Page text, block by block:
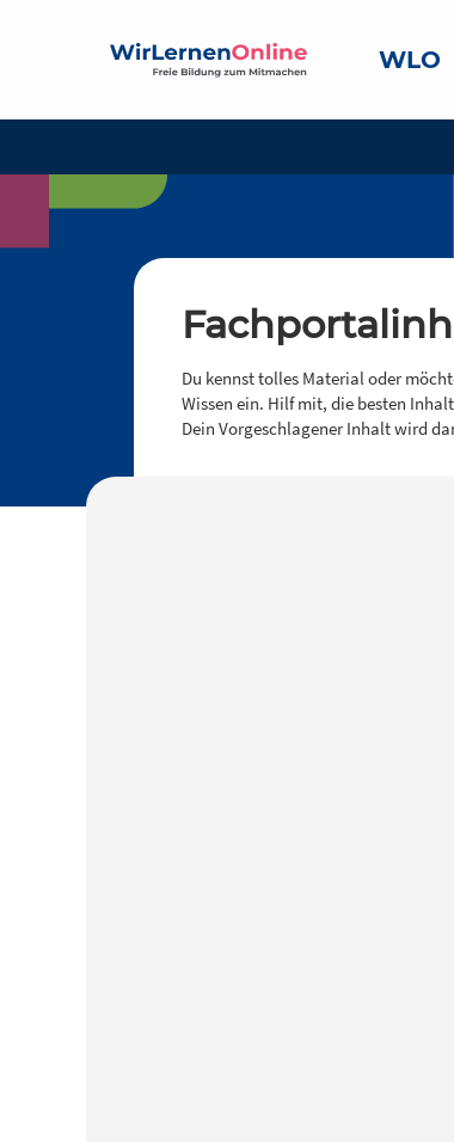
WLO
Du kennst tolles Material oder
Wissen ein. Hilf mit, die besten
Dein Vorgeschlagener Inhalt wird